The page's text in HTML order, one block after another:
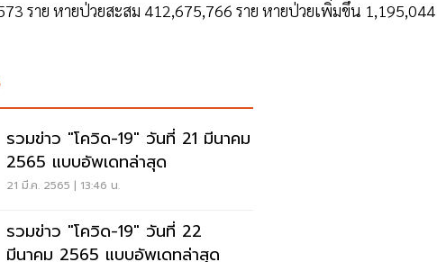
ราย หายป่วยสะสม 412,675,766 ราย หายป่วยเพิ่มขึ้น 1,195,044
รวมข่าว "โควิด-19" วันที่ 21 มีนาคม
2565 แบบอัพเดทล่าสุด
21 มี.ค. 2565 | 13:46 น.
รวมข่าว "โควิด-19" วันที่ 22
มีนาคม 2565 แบบอัพเดทล่าสุด